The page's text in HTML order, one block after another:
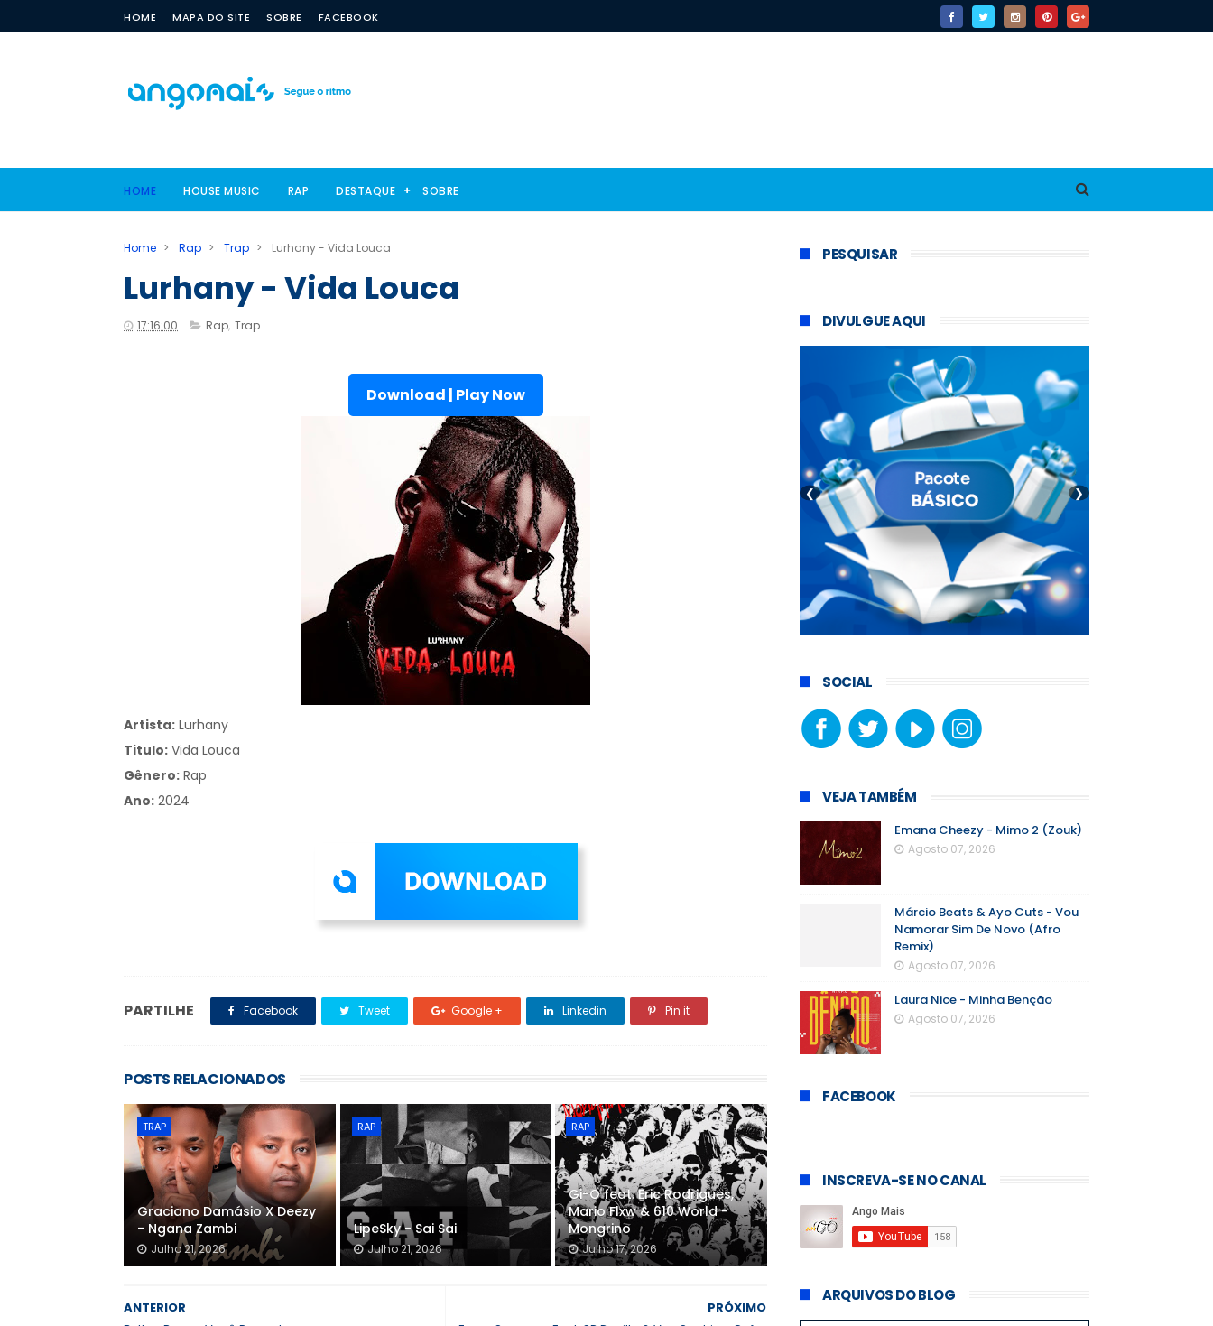
HOME MAPA DO SITE SOBRE FACEBOOK
HOME HOUSE MUSIC RAP DESTAQUE SOBRE
Home > Rap > Trap > Lurhany - Vida Louca
Lurhany - Vida Louca
17:16:00 Rap, Trap
Download | Play Now
Artista: Lurhany
Titulo: Vida Louca
Gênero: Rap
Ano: 2024
PARTILHE Facebook Tweet Google + Linkedin Pin it
POSTS RELACIONADOS
TRAP
Graciano Damásio X Deezy
- Ngana Zambi
Julho 21, 2026
RAP
LipeSky - Sai Sai
Julho 21, 2026
RAP
Gi-O feat. Eric Rodrigues,
Mario Flxw & 610 World -
Mongrino
Julho 17, 2026
PRÓXIMO
ANTERIOR
PESQUISAR
DIVULGUE AQUI
❮ ❯
SOCIAL
VEJA TAMBÉM
Emana Cheezy - Mimo 2 (Zouk)
Agosto 07, 2026
Márcio Beats & Ayo Cuts - Vou
Namorar Sim De Novo (Afro
Remix)
Agosto 07, 2026
Laura Nice - Minha Benção
Agosto 07, 2026
FACEBOOK
INSCREVA-SE NO CANAL
ARQUIVOS DO BLOG